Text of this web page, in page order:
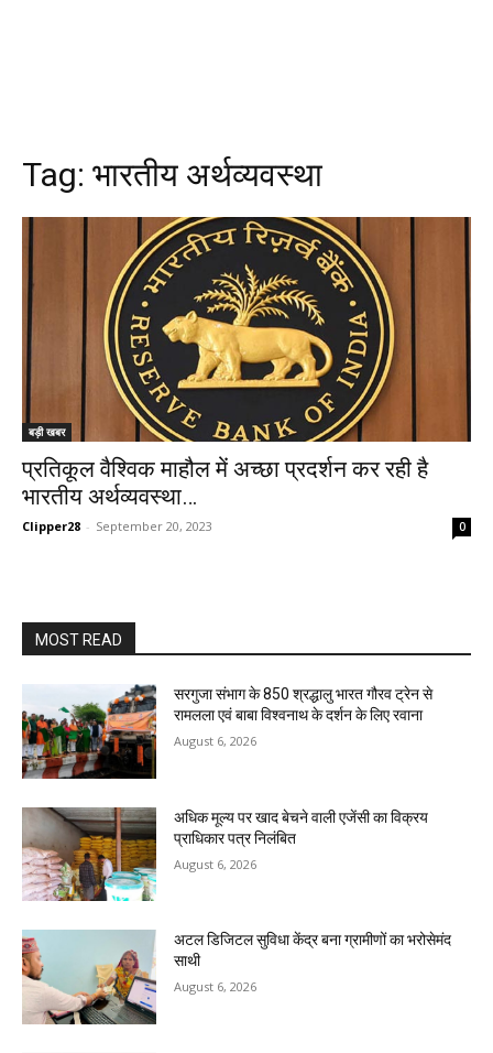
Tag: भारतीय अर्थव्यवस्था
बड़ी खबर
प्रतिकूल वैश्विक माहौल में अच्छा प्रदर्शन कर रही है
भारतीय अर्थव्यवस्था…
Clipper28 - September 20, 2023 0
MOST READ
सरगुजा संभाग के 850 श्रद्धालु भारत गौरव ट्रेन से
रामलला एवं बाबा विश्वनाथ के दर्शन के लिए रवाना
August 6, 2026
अधिक मूल्य पर खाद बेचने वाली एजेंसी का विक्रय
प्राधिकार पत्र निलंबित
August 6, 2026
अटल डिजिटल सुविधा केंद्र बना ग्रामीणों का भरोसेमंद
साथी
August 6, 2026